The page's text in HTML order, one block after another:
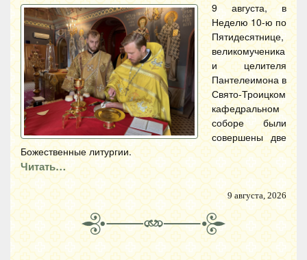
9 августа, в
Неделю 10-ю по
Пятидесятнице,
великомученика
и целителя
Пантелеимона в
Свято-Троицком
кафедральном
соборе были
совершены две
Божественные литургии.
Читать…
9 августа, 2026